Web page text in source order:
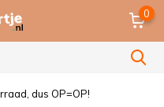
0
dus OP=OP!